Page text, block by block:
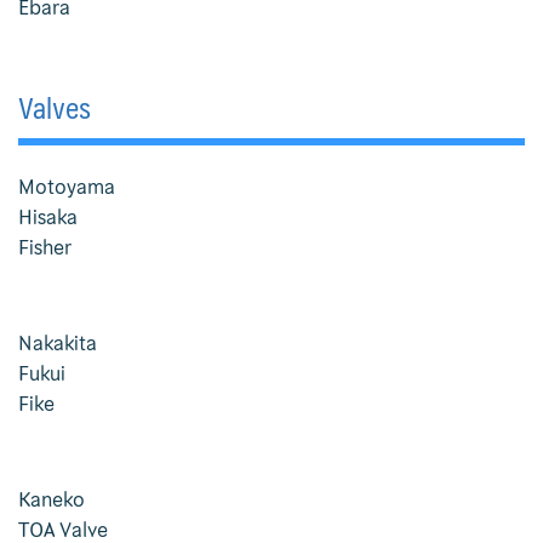
Promotions
Rathi
RO Membrane
Rubber Flexible Joint
Rupture Disc and Explosion Vent Fike
Filter Service
Ebara
Valves
Motoyama
Hisaka
Fisher
Nakakita
Fukui
Fike
Kaneko
TOA Valve